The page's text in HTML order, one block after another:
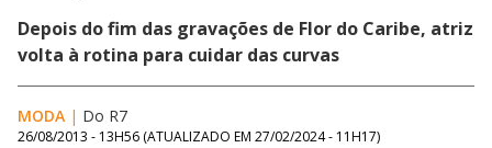
Depois do fim das gravações de Flor do Caribe, atriz
volta à rotina para cuidar das curvas
MODA | Do R7
26/08/2013 - 13H56 (ATUALIZADO EM 27/02/2024 - 11H17)